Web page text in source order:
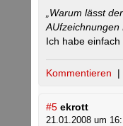
„Warum lässt
AUfzeichnungen
Ich habe
Kommentieren |
#5 ekrott
21.01.2008 um